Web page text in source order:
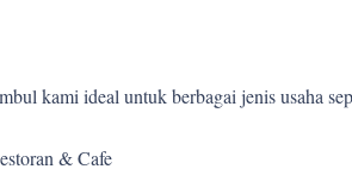
kami ideal untuk berbagai jenis usaha
& Cafe